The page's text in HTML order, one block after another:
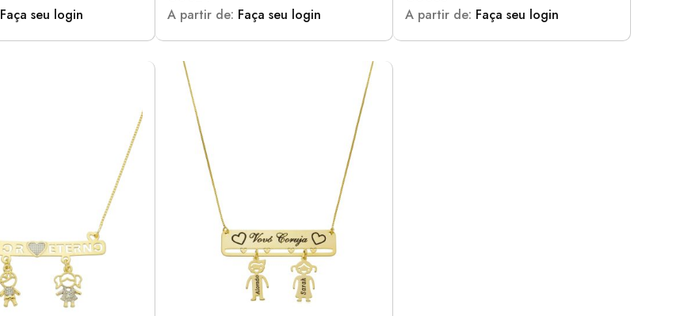
Faça seu login
A partir de: Faça seu login
A partir de: Faça seu login